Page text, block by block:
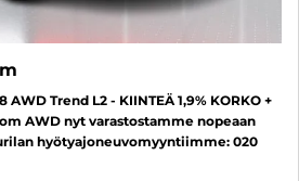
AWD Trend L2 - KIINTEÄ 1,9% KORKO +
AWD nyt varastostamme nopeaan
hyötyajoneuvomyyntiimme: 020